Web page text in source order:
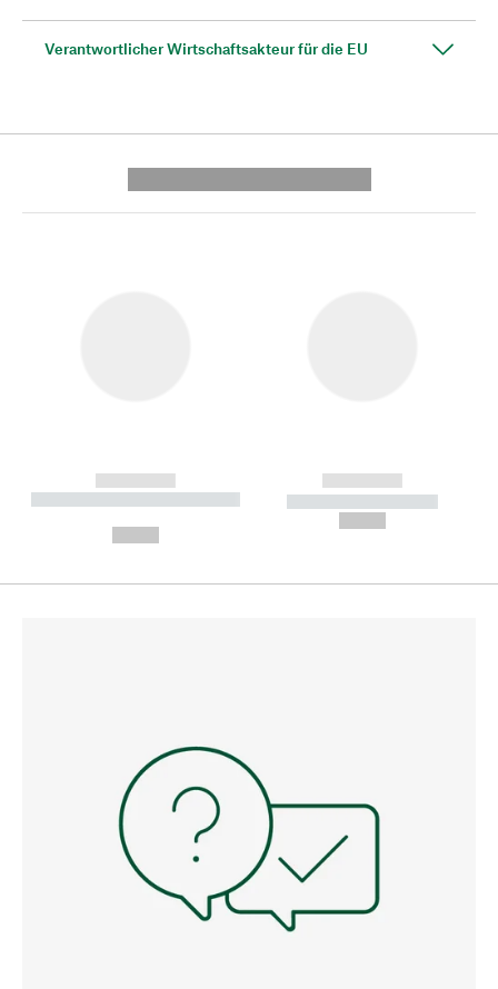
Verantwortlicher Wirtschaftsakteur für die EU
------------
----------- ----------- --------
------------
----------- -----------